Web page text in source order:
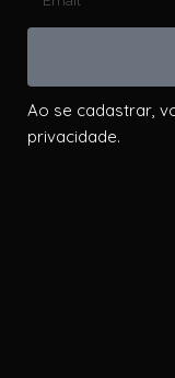
Ao se cadastrar,
privacidade.